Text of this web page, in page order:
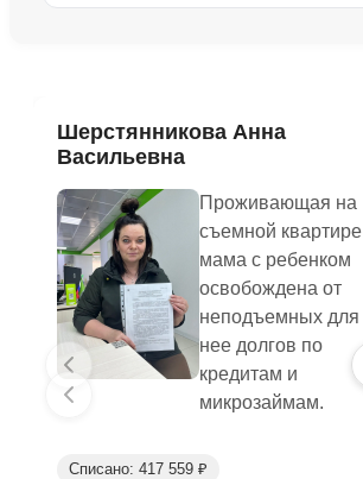
Шерстянникова Анна
Васильевна
Проживающая на
съемной квартире
мама с ребенком
освобождена от
неподъемных для
нее долгов по
кредитам и
микрозаймам.
Списано: 417 559 ₽